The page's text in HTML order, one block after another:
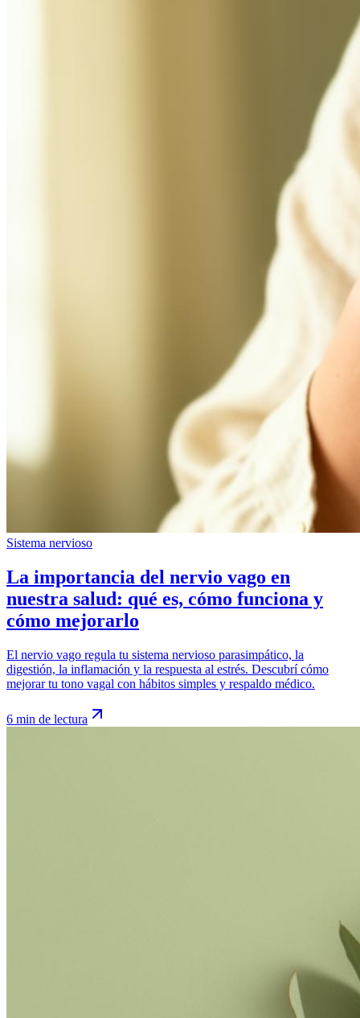
Sistema nervioso
La importancia del nervio vago en
nuestra salud: qué es, cómo funciona y
cómo mejorarlo
El nervio vago regula tu sistema nervioso parasimpático, la
digestión, la inflamación y la respuesta al estrés. Descubrí cómo
mejorar tu tono vagal con hábitos simples y respaldo médico.
6 min de lectura